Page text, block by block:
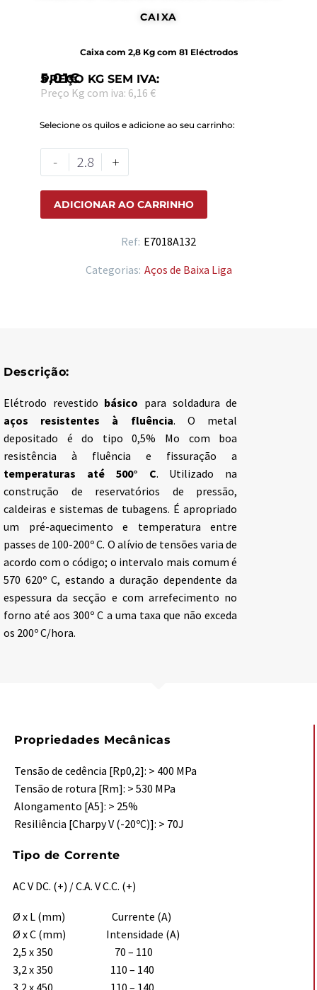
CAIXA
Caixa com 2,8 Kg com 81 Eléctrodos
PREÇO KG SEM IVA:
5,01€
Preço Kg com iva: 6,16 €
Selecione os quilos e adicione ao seu carrinho:
- +
ADICIONAR AO CARRINHO
Ref: E7018A132
Categorias: Aços de Baixa Liga
Descrição:
Elétrodo revestido básico para soldadura de
aços resistentes à fluência. O metal
depositado é do tipo 0,5% Mo com boa
resistência à fluência e fissuração a
temperaturas até 500° C. Utilizado na
construção de reservatórios de pressão,
caldeiras e sistemas de tubagens. É apropriado
um pré-aquecimento e temperatura entre
passes de 100-200º C. O alívio de tensões varia de
acordo com o código; o intervalo mais comum é
570 620º C, estando a duração dependente da
espessura da secção e com arrefecimento no
forno até aos 300º C a uma taxa que não exceda
os 200º C/hora.
Propriedades Mecânicas
Tensão de cedência [Rp0,2]: > 400 MPa
Tensão de rotura [Rm]: > 530 MPa
Alongamento [A5]: > 25%
Resiliência [Charpy V (-20ºC)]: > 70J
Tipo de Corrente
AC V DC. (+) / C.A. V C.C. (+)
Ø x L (mm) Currente (A)
Ø x C (mm) Intensidade (A)
2,5 x 350 70 – 110
3,2 x 350 110 – 140
3,2 x 450 110 – 140